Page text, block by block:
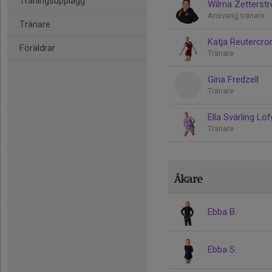
Tränare
Föräldrar
Wilma
Ansvarig tränare
Katja
Tränare
Gina Fredzell
Tränare
Ella Svärling
Tränare
Åkare
Ebba B.
Ebba S.